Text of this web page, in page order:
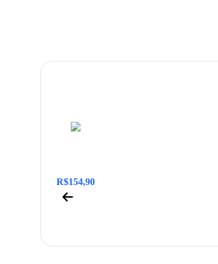
R$154,90